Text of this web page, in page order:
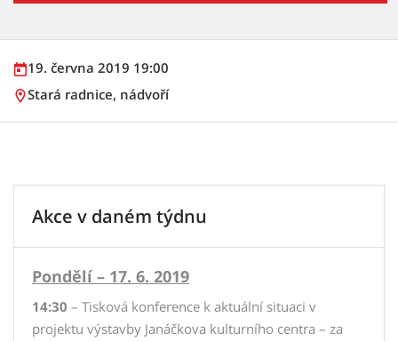
19. června 2019 19:00
Stará radnice, nádvoří
Akce v daném týdnu
Pondělí – 17. 6. 2019
14:30 – Tisková konference k aktuální situaci v
projektu výstavby Janáčkova kulturního centra – za